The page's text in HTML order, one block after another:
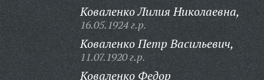
Коваленко Лилия Николаевна,
16.05.1924 г.р.
Коваленко Петр Васильевич,
11.07.1920 г.р.
Коваленко Федор